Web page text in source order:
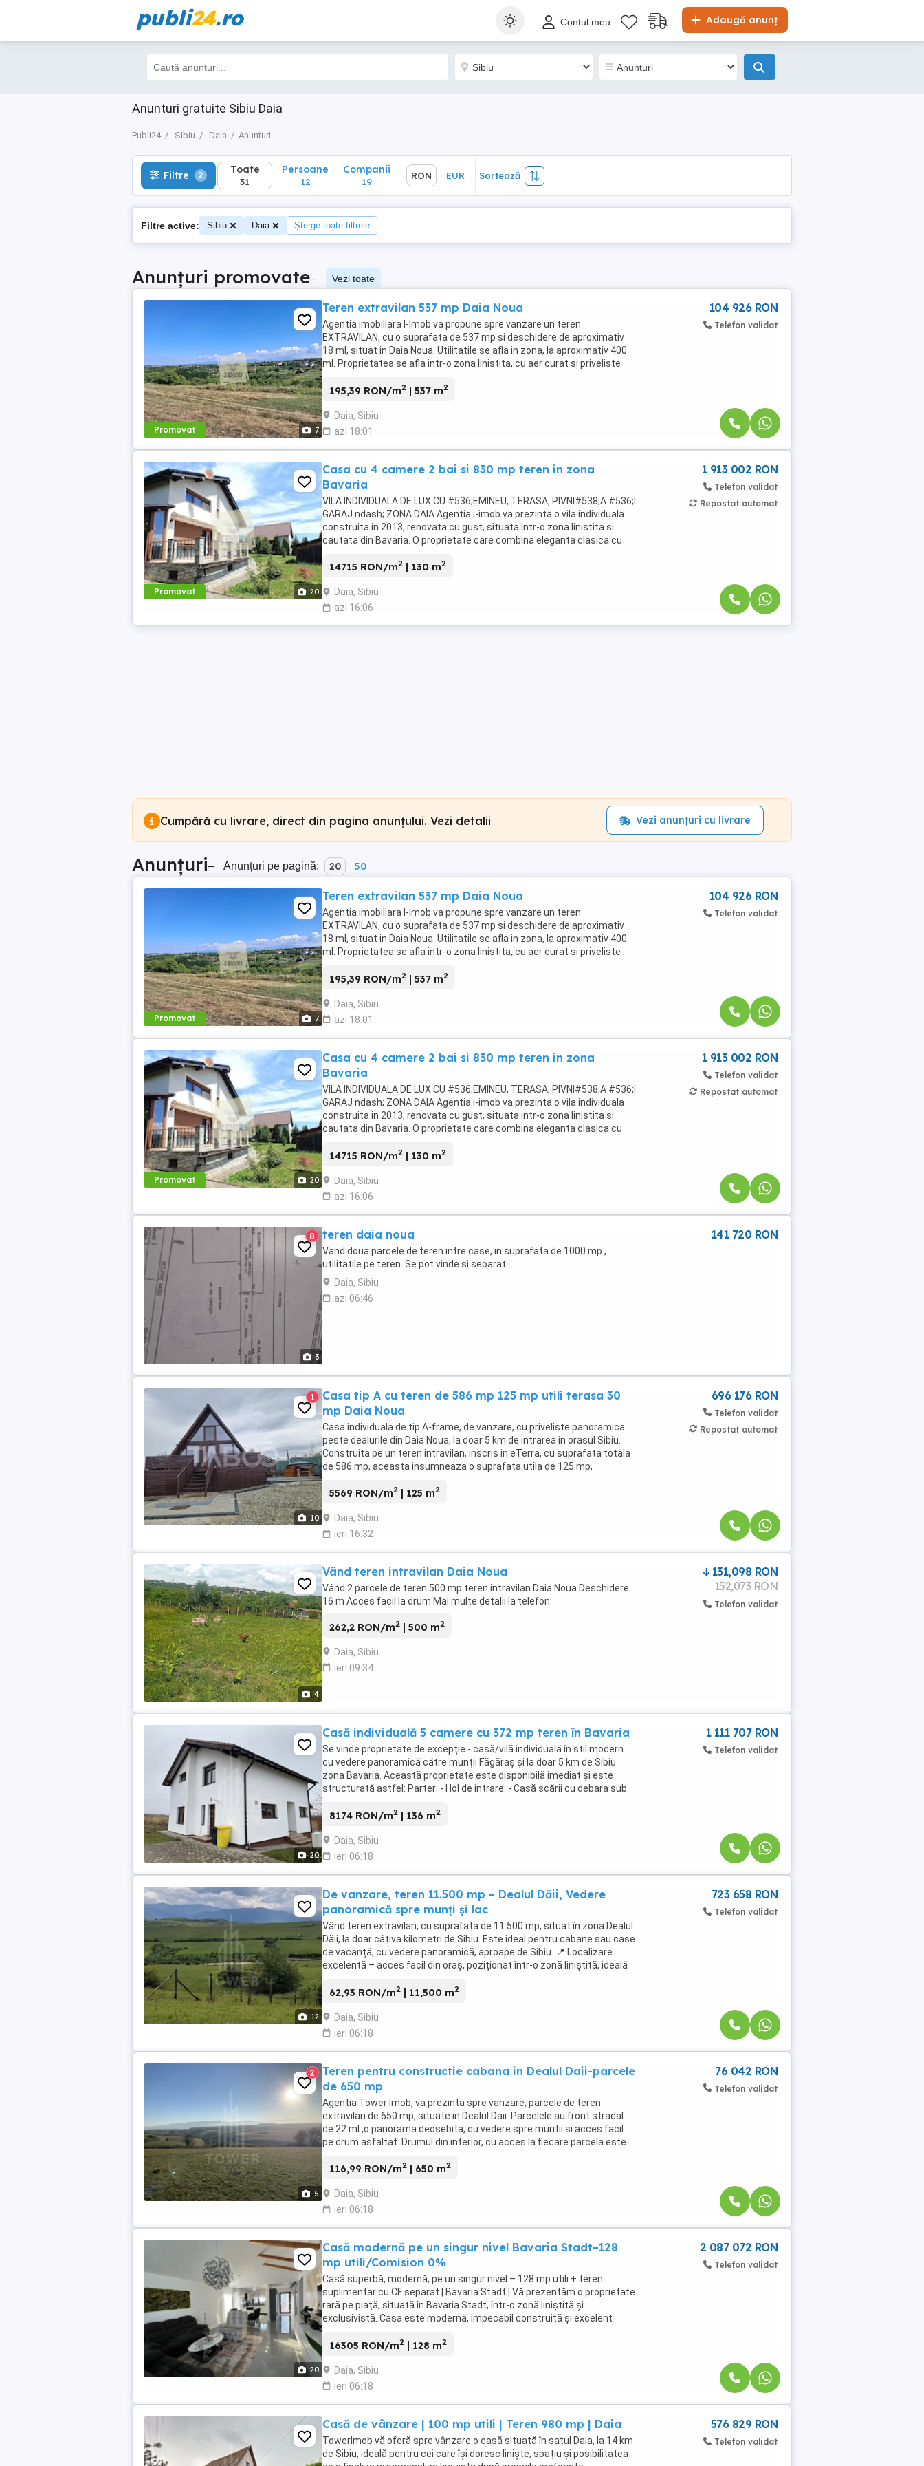
publi24.ro Adaugă anunț
Contul meu
Anunturi gratuite Sibiu Daia
Publi24 Sibiu Daia Anunturi
Filtre 2 Toate
31
Sortează
Filtre 2 Toate
31
Persoane
12
Companii
19
RON EUR Sortează
Filtre active: Sibiu Daia Șterge toate filtrele
Anunțuri promovate– Vezi toate
Promovat 7
Teren extravilan 537 mp Daia Noua
Agentia imobiliara I-Imob va propune spre vanzare un teren
EXTRAVILAN, cu o suprafata de 537 mp si deschidere de aproximativ
18 ml, situat in Daia Noua. Utilitatile se afla in zona, la aproximativ 400
ml. Proprietatea se afla intr-o zona linistita, cu aer curat si priveliste
195,39 RON/m2 | 537 m2
Daia, Sibiu
azi 18:01
104 926 RON
Telefon validat
Promovat 20
Casa cu 4 camere 2 bai si 830 mp teren in zona
Bavaria
VILA INDIVIDUALA DE LUX CU #536;EMINEU, TERASA, PIVNI#538;A #536;I
GARAJ ndash; ZONA DAIA Agentia i-imob va prezinta o vila individuala
construita in 2013, renovata cu gust, situata intr-o zona linistita si
cautata din Bavaria. O proprietate care combina eleganta clasica cu
14715 RON/m2 | 130 m2
Daia, Sibiu
azi 16:06
1 913 002 RON
Telefon validat
Repostat automat
Cumpără cu livrare, direct din pagina anunțului. Vezi detalii Vezi anunțuri cu livrare
Anunțuri– Anunțuri pe pagină: 20 50
Promovat 7
Teren extravilan 537 mp Daia Noua
Agentia imobiliara I-Imob va propune spre vanzare un teren
EXTRAVILAN, cu o suprafata de 537 mp si deschidere de aproximativ
18 ml, situat in Daia Noua. Utilitatile se afla in zona, la aproximativ 400
ml. Proprietatea se afla intr-o zona linistita, cu aer curat si priveliste
195,39 RON/m2 | 537 m2
Daia, Sibiu
azi 18:01
104 926 RON
Telefon validat
Promovat 20
Casa cu 4 camere 2 bai si 830 mp teren in zona
Bavaria
VILA INDIVIDUALA DE LUX CU #536;EMINEU, TERASA, PIVNI#538;A #536;I
GARAJ ndash; ZONA DAIA Agentia i-imob va prezinta o vila individuala
construita in 2013, renovata cu gust, situata intr-o zona linistita si
cautata din Bavaria. O proprietate care combina eleganta clasica cu
14715 RON/m2 | 130 m2
Daia, Sibiu
azi 16:06
1 913 002 RON
Telefon validat
Repostat automat
3
8 teren daia noua
Vand doua parcele de teren intre case, in suprafata de 1000 mp ,
utilitatile pe teren. Se pot vinde si separat.
Daia, Sibiu
azi 06:46
141 720 RON
10
1
Casa tip A cu teren de 586 mp 125 mp utili terasa 30
mp Daia Noua
Casa individuala de tip A-frame, de vanzare, cu priveliste panoramica
peste dealurile din Daia Noua, la doar 5 km de intrarea in orasul Sibiu.
Construita pe un teren intravilan, inscris in eTerra, cu suprafata totala
de 586 mp, aceasta insumneaza o suprafata utila de 125 mp,
5569 RON/m2 | 125 m2
Daia, Sibiu
ieri 16:32
696 176 RON
Telefon validat
Repostat automat
4
Vând teren intravilan Daia Noua
Vând 2 parcele de teren 500 mp teren intravilan Daia Noua Deschidere
16 m Acces facil la drum Mai multe detalii la telefon:
262,2 RON/m2 | 500 m2
Daia, Sibiu
ieri 09:34
131,098 RON
152,073 RON
Telefon validat
20
Casă individuală 5 camere cu 372 mp teren în Bavaria
Se vinde proprietate de excepție - casă/vilă individuală în stil modern
cu vedere panoramică către munții Făgăraș și la doar 5 km de Sibiu
zona Bavaria. Această proprietate este disponibilă imediat și este
structurată astfel: Parter: - Hol de intrare. - Casă scării cu debara sub
8174 RON/m2 | 136 m2
Daia, Sibiu
ieri 06:18
1 111 707 RON
Telefon validat
12
De vanzare, teren 11.500 mp – Dealul Dăii, Vedere
panoramică spre munți și lac
Vând teren extravilan, cu suprafața de 11.500 mp, situat în zona Dealul
Dăii, la doar câțiva kilometri de Sibiu. Este ideal pentru cabane sau case
de vacanță, cu vedere panoramică, aproape de Sibiu. 📍 Localizare
excelentă – acces facil din oraș, poziționat într-o zonă liniștită, ideală
62,93 RON/m2 | 11,500 m2
Daia, Sibiu
ieri 06:18
723 658 RON
Telefon validat
5
2
Teren pentru constructie cabana in Dealul Daii-parcele
de 650 mp
Agentia Tower Imob, va prezinta spre vanzare, parcele de teren
extravilan de 650 mp, situate in Dealul Daii. Parcelele au front stradal
de 22 ml ,o panorama deosebita, cu vedere spre muntii si acces facil
pe drum asfaltat. Drumul din interior, cu acces la fiecare parcela este
116,99 RON/m2 | 650 m2
Daia, Sibiu
ieri 06:18
76 042 RON
Telefon validat
20
Casă modernă pe un singur nivel Bavaria Stadt–128
mp utili/Comision 0%
Casă superbă, modernă, pe un singur nivel – 128 mp utili + teren
suplimentar cu CF separat | Bavaria Stadt | Vă prezentăm o proprietate
rară pe piață, situată în Bavaria Stadt, într-o zonă liniștită și
exclusivistă. Casa este modernă, impecabil construită și excelent
16305 RON/m2 | 128 m2
Daia, Sibiu
ieri 06:18
2 087 072 RON
Telefon validat
Casă de vânzare | 100 mp utili | Teren 980 mp | Daia
TowerImob vă oferă spre vânzare o casă situată în satul Daia, la 14 km
de Sibiu, ideală pentru cei care își doresc liniște, spațiu și posibilitatea
576 829 RON
Telefon validat